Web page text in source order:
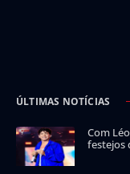
ÚLTIMAS NOTÍCIAS
Com
festejos